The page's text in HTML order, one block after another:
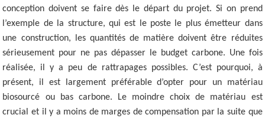
conception doivent se faire dès le départ du projet. Si on prend
l’exemple de la structure, qui est le poste le plus émetteur dans
une construction, les quantités de matière doivent être réduites
sérieusement pour ne pas dépasser le budget carbone. Une fois
réalisée, il y a peu de rattrapages possibles. C’est pourquoi, à
présent, il est largement préférable d’opter pour un matériau
biosourcé ou bas carbone. Le moindre choix de matériau est
crucial et il y a moins de marges de compensation par la suite que